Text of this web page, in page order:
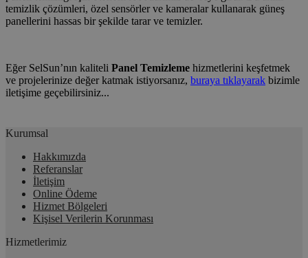
temizlik çözümleri, özel sensörler ve kameralar kullanarak güneş
panellerini hassas bir şekilde tarar ve temizler.
Eğer SelSun’nın kaliteli Panel Temizleme hizmetlerini keşfetmek
ve projelerinize değer katmak istiyorsanız, buraya tıklayarak bizimle
iletişime geçebilirsiniz...
Kurumsal
Hakkımızda
Referanslar
İletişim
Online Ödeme
Hizmet Bölgeleri
Kişisel Verilerin Korunması
Hizmetlerimiz